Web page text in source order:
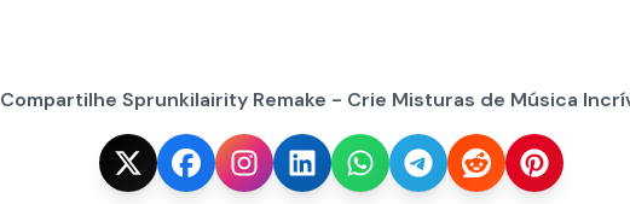
Compartilhe Sprunkilairity Remake - Crie Misturas de Música